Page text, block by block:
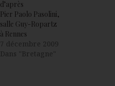
d’après
Pier Paolo Pasolini,
salle Guy-Ropartz
à Rennes
7 décembre 2009
Dans "Bretagne"